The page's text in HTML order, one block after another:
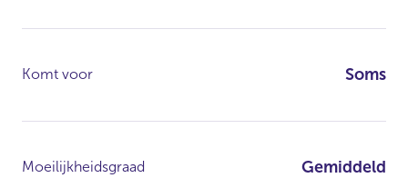
Komt voor Soms
Moeilijkheidsgraad Gemiddeld